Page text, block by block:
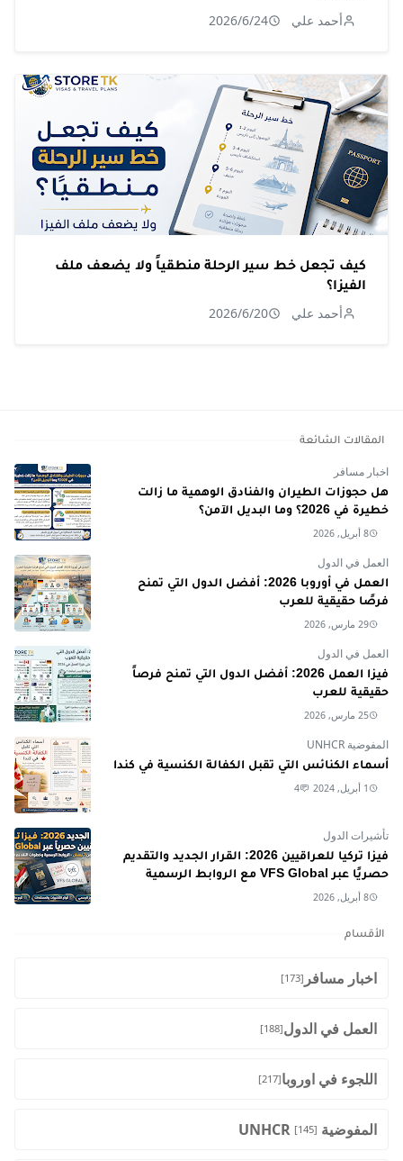
أحمد علي 2026/6/24
كيف تجعل خط سير الرحلة منطقياً ولا يضعف ملف
الفيزا؟
أحمد علي 2026/6/20
المقالات الشائعة
اخبار مسافر
هل حجوزات الطيران والفنادق الوهمية ما زالت
خطيرة في 2026؟ وما البديل الآمن؟
8 أبريل, 2026
العمل في الدول
العمل في أوروبا 2026: أفضل الدول التي تمنح
فرصًا حقيقية للعرب
29 مارس, 2026
العمل في الدول
فيزا العمل 2026: أفضل الدول التي تمنح فرصاً
حقيقية للعرب
25 مارس, 2026
المفوضية UNHCR
أسماء الكنائس التي تقبل الكفالة الكنسية في كندا
1 أبريل, 2024 4
تأشيرات الدول
فيزا تركيا للعراقيين 2026: القرار الجديد والتقديم
حصريًا عبر VFS Global مع الروابط الرسمية
8 أبريل, 2026
الأقسام
اخبار مسافر [173]
العمل في الدول[188]
اللجوء في اوروبا[217]
المفوضية UNHCR [145]